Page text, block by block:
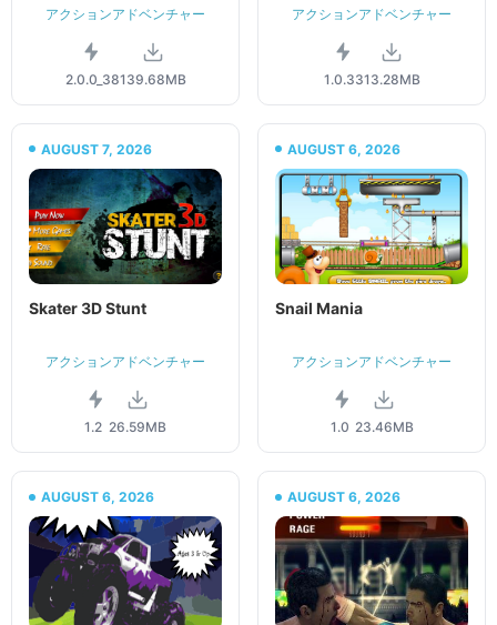
アクションアドベンチャー
2.0.0_38139.68MB
アクションアドベンチャー
1.0.3313.28MB
AUGUST 7, 2026
Skater 3D Stunt
アクションアドベンチャー
1.2 26.59MB
AUGUST 6, 2026
Snail Mania
アクションアドベンチャー
1.0 23.46MB
AUGUST 6, 2026 AUGUST 6, 2026